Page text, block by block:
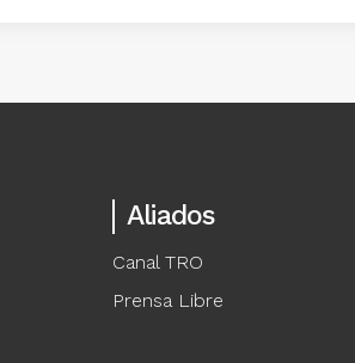
Aliados
Canal TRO
Prensa Libre